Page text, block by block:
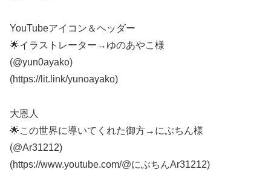
YouTubeアイコン＆ヘッダー
🌟イラストレーター→ゆのあやこ様
(@yun0ayako)
(https://lit.link/yunoayako)
大恩人
🌟この世界に導いてくれた御方→にぶちん様
(@Ar31212)
(https://www.youtube.com/@にぶちんAr31212)